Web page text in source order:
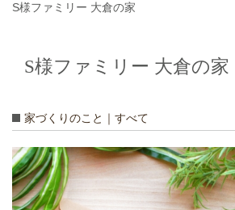
S様ファミリー 大倉の家
S様ファミリー 大倉の家
家づくりのこと｜すべて